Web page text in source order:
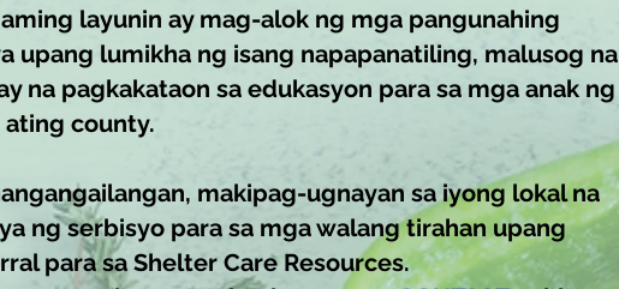
layunin ay mag-alok ng mga pangunahing
upang lumikha ng isang napapanatiling, malusog na
na pagkakataon sa edukasyon para sa mga anak ng
ating county.
makipag-ugnayan sa iyong lokal na
ng serbisyo para sa mga walang tirahan upang
para sa Shelter Care Resources.